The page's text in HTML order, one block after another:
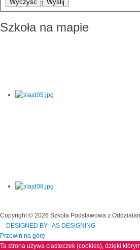
Wyczyść Wyślij
Szkoła na mapie
Copyright © 2026 Szkoła Podstawowa z
DESIGNED BY: AS DESIGNING
Przewiń na górę
Ta strona używa ciasteczek (cookies), dzięki